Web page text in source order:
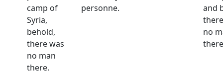
camp of
Syria,
behold,
there was
no man
there.
personne.
and
no